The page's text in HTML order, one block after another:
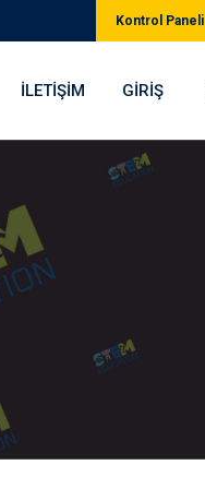
Kontrol Paneli
İLETIŞIM GIRIŞ